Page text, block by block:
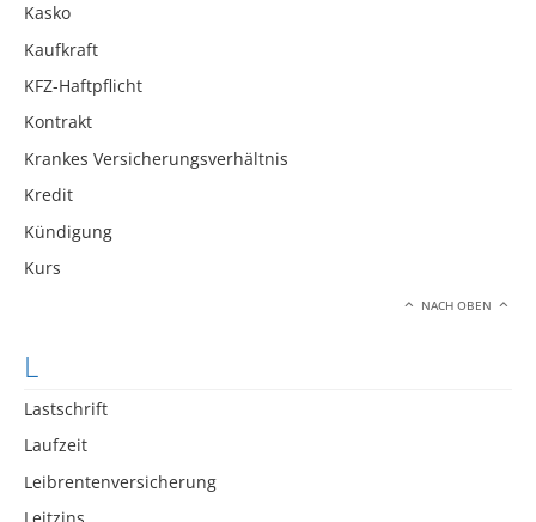
Kasko
Kaufkraft
KFZ-Haftpflicht
Kontrakt
Krankes Versicherungsverhältnis
Kredit
Kündigung
Kurs
NACH OBEN
L
Lastschrift
Laufzeit
Leibrentenversicherung